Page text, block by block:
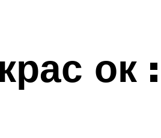
ок :